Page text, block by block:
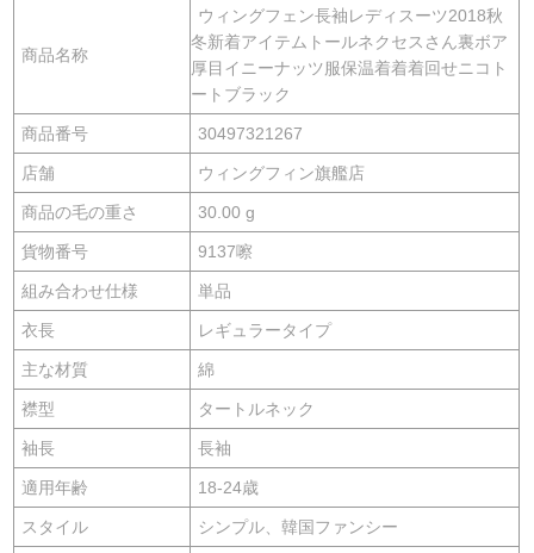
商品名称
ウィングフェン長袖レディスーツ2018秋
冬新着アイテムトールネクセスさん裏ボア
厚目イニーナッツ服保温着着着回せニコト
ートブラック
商品番号 30497321267
店舗 ウィングフィン旗艦店
商品の毛の重さ 30.00 g
貨物番号 9137嚓
組み合わせ仕様 単品
衣長 レギュラータイプ
主な材質 綿
襟型 タートルネック
袖長 長袖
適用年齢 18-24歳
スタイル シンプル、韓国ファンシー